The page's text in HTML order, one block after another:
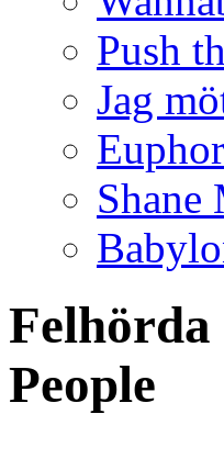
Push
Jag
Shane
People